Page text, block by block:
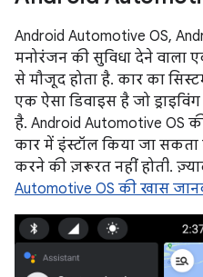
Android Automotive OS,
मनोरंजन की सुविधा देने वाला
से मौजूद होता है. कार का
एक ऐसा डिवाइस है जो
है. Android Automotive OS
कार में इंस्टॉल किया जा
करने की ज़रूरत नहीं होती.
Automotive OS की खास